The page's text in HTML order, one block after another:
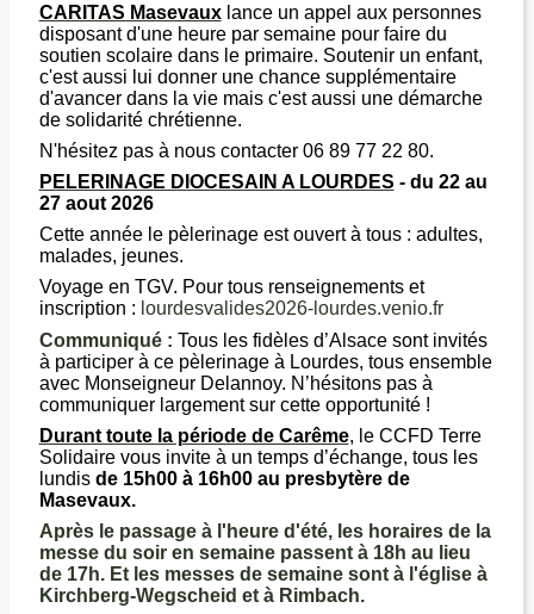
CARITAS Masevauxlance un appel aux personnes
disposant d'une heure par semaine pour faire du
soutien scolaire dans le primaire. Soutenir un enfant,
c'est aussi lui donner une chance supplémentaire
d'avancer dans la vie mais c'est aussi une démarche
de solidarité chrétienne.
N'hésitez pas à nous contacter 06 89 77 22 80.
PELERINAGE DIOCESAIN A LOURDES - du 22 au
27 aout 2026
Cette année le pèlerinage est ouvert à tous : adultes,
malades, jeunes.
Voyage en TGV. Pour tous renseignements et
inscription : lourdesvalides2026-lourdes.venio.fr
Communiqué : Tous les fidèles d’Alsace sont invités
à participer à ce pèlerinage à Lourdes, tous ensemble
avec Monseigneur Delannoy. N’hésitons pas à
communiquer largement sur cette opportunité !
Durant toute la période de Carême, le CCFD Terre
Solidaire vous invite à un temps d’échange, tous les
lundis de 15h00 à 16h00 au presbytère de
Masevaux.
Après le passage à l'heure d'été, les horaires de la
messe du soir en semaine passent à 18h au lieu
de 17h. Et les messes de semaine sont à l'église à
Kirchberg-Wegscheid et à Rimbach.